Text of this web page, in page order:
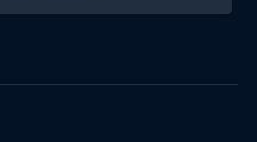
emotionaler denn je!